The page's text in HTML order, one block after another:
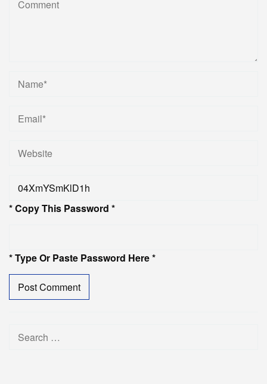
* Copy This Password *
* Type Or Paste Password Here *
Search